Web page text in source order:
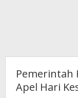
Pemerintah
Apel Hari